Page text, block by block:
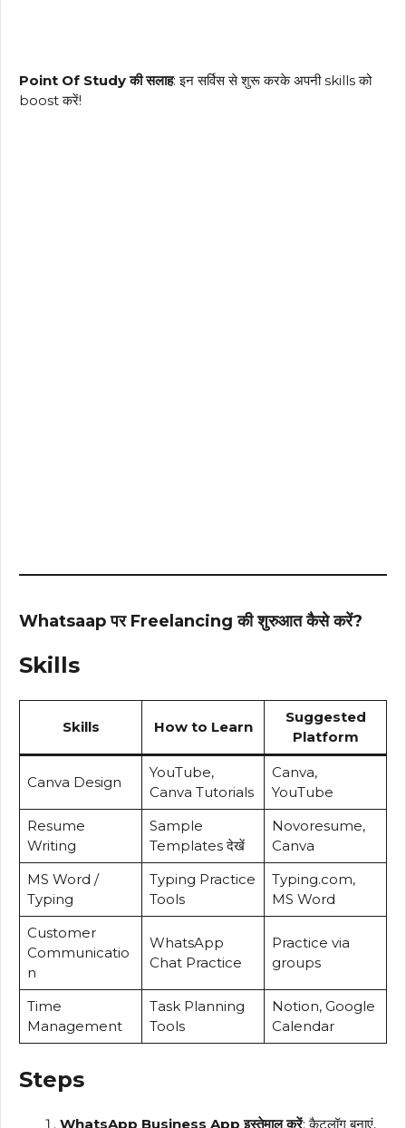
Point Of Study की सलाह: इन सर्विस से शुरू करके अपनी skills को
boost करें!
Whatsaap पर Freelancing की शुरुआत कैसे करें?
Skills
Skills How to Learn
Suggested
Platform
Canva Design
YouTube,
Canva Tutorials
Canva,
YouTube
Resume
Writing
Sample
Templates देखें
Novoresume,
Canva
MS Word /
Typing
Typing Practice
Tools
Typing.com,
MS Word
Customer
Communicatio
n
WhatsApp
Chat Practice
Practice via
groups
Time
Management
Task Planning
Tools
Notion, Google
Calendar
Steps
WhatsApp Business App इस्तेमाल करें: कैटलॉग बनाएं,